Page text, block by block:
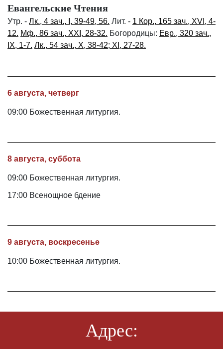
Евангельские Чтения
Утр. - Лк., 4 зач., I, 39-49, 56. Лит. - 1 Кор., 165 зач., XVI, 4-
12. Мф., 86 зач., XXI, 28-32. Богородицы: Евр., 320 зач.,
IX, 1-7. Лк., 54 зач., X, 38-42; XI, 27-28.
6 августа, четверг
09:00 Божественная литургия.
8 августа, суббота
09:00 Божественная литургия.
17:00 Всенощное бдение
9 августа, воскресенье
10:00 Божественная литургия.
Адрес: